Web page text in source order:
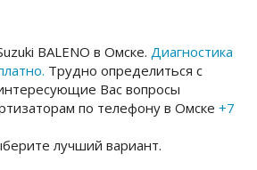
BALENO в Омске. Диагностика
Трудно определиться с
Вас вопросы
по телефону в Омске +7
лучший вариант.